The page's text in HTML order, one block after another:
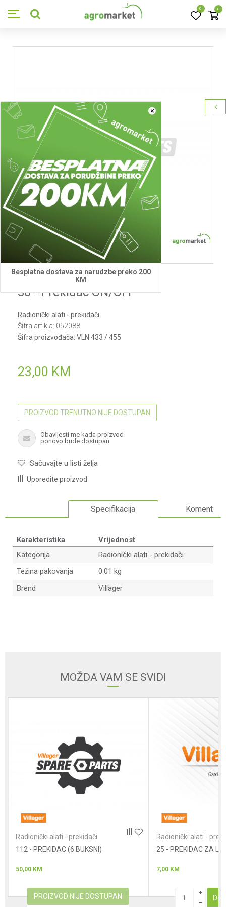
0 0
×
Besplatna dostava za narudzbe preko 200
KM
Villager
38 - Prekidac ON/OFF
Radionički alati - prekidači
Šifra artikla: 052088
Šifra proizvođača: VLN 433 / 455
23,00 KM
PROIZVOD TRENUTNO NIJE DOSTUPAN
Obavijesti me kada proizvod
ponovo bude dostupan
Sačuvajte u listi želja
Uporedite proizvod
Specifikacija Komentari
Karakteristika
Vrijednost
Kategorija
Radionički alati - prekidači
Težina pakovanja
0.01 kg
Brend
Villager
Anti-spam zaštita - izračunajte koliko je 6 - 1 :
MOŽDA VAM SE SVIDI
Radionički alati - prekidači
112 - PREKIDAC (6 BUKSNI)
50,00 KM
PROIZVOD NIJE DOSTUPAN
Radionički alati -
25 - PREKIDAC ZA
7,00 KM